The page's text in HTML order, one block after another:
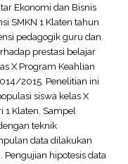
Ekonomi dan Bisnis
SMKN 1 Klaten tahun
pedagogik guru dan
prestasi belajar
X Program Keahlian
2015. Penelitian ini
siswa kelas X
1 Klaten. Sampel
teknik
data dilakukan
hipotesis data